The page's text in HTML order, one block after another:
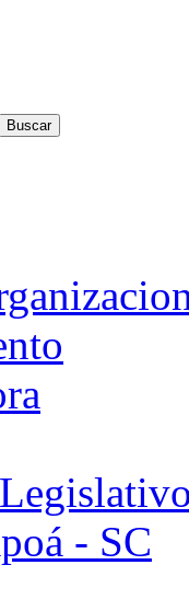
- SC